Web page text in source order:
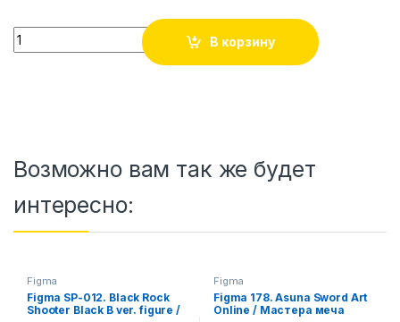
Original Character - Figma #453 - Emily - Female Swimsuit
В корзину
Возможно вам так же будет
интересно:
Figma
Figma SP-012. Black Rock
Shooter Black B ver. figure /
Figma
Figma 178. Asuna Sword Art
Online / Мастера меча